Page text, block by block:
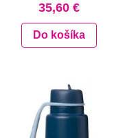
35,60 €
Do košíka